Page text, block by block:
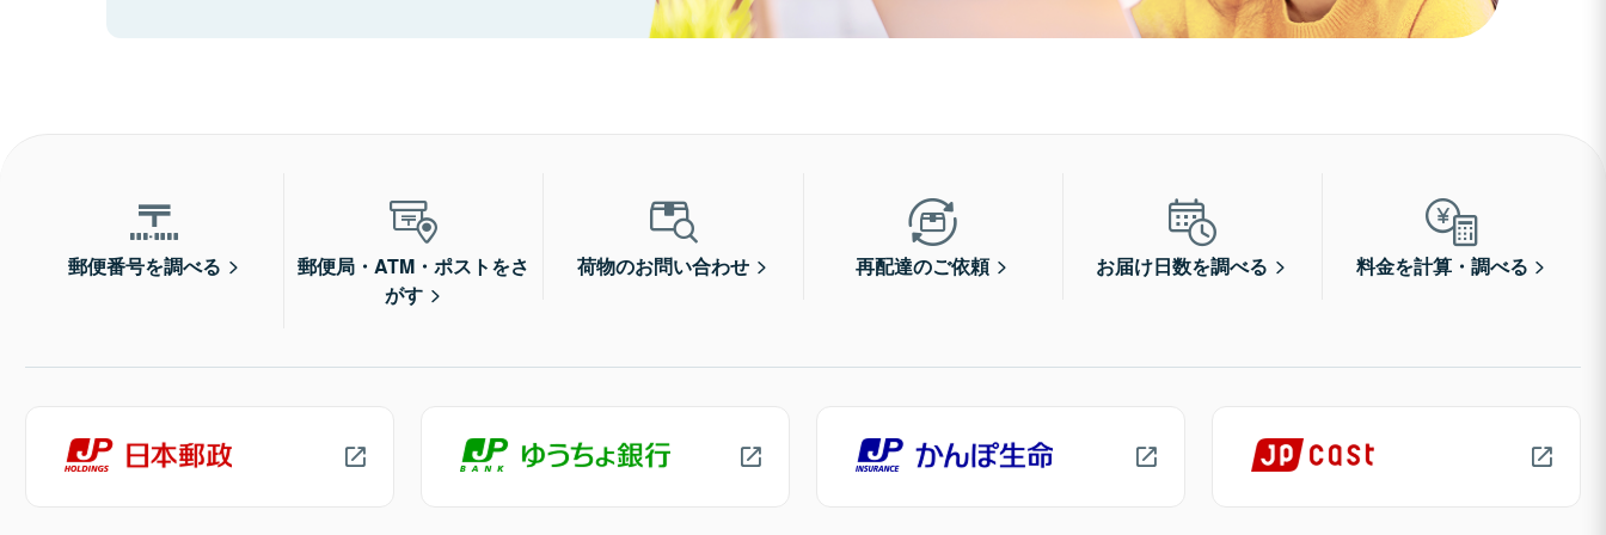
郵便番号を調べる
郵便局・ATM・ポストをさ
がす
荷物のお問い合わせ 再配達のご依頼 お届け日数を調べる 料金を計算・調べる